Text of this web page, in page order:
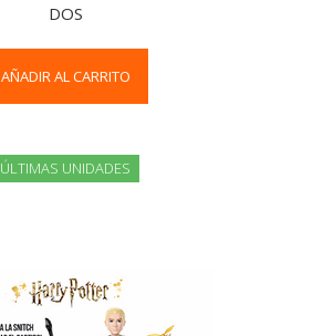
DOS
AÑADIR AL CARRITO
ÚLTIMAS UNIDADES